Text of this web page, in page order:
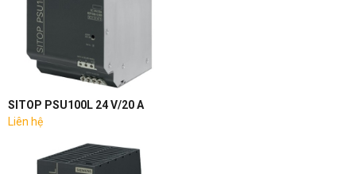
SITOP PSU100L 24 V/20 A
Liên hệ